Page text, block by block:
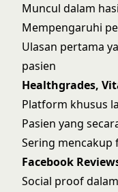
Muncul dalam
Mempengaruhi
Ulasan pertama
pasien
Healthgrades,
Platform khusus
Pasien yang
Sering mencakup
Facebook
Social proof